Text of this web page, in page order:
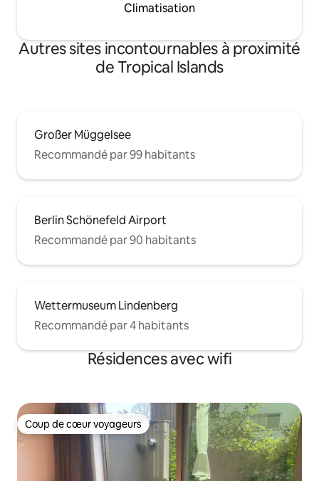
Climatisation
Autres sites incontournables à proximité
de Tropical Islands
Großer Müggelsee
Recommandé par 99 habitants
Berlin Schönefeld Airport
Recommandé par 90 habitants
Wettermuseum Lindenberg
Recommandé par 4 habitants
Résidences avec wifi
Coup de cœur voyageurs
Coup de cœur voyageurs